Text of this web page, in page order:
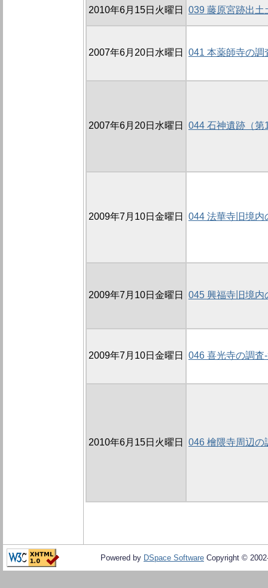
2010年6月15日火曜日 039 藤原宮跡出土
2007年6月20日水曜日 041 本薬師寺の調
2007年6月20日水曜日 044 石神遺跡（
2009年7月10日金曜日 044 法華寺旧境内
2009年7月10日金曜日 045 興福寺旧境内
2009年7月10日金曜日 046 喜光寺の調査
2010年6月15日火曜日 046 檜隈寺周辺の
Powered by DSpace Software Copyright ©